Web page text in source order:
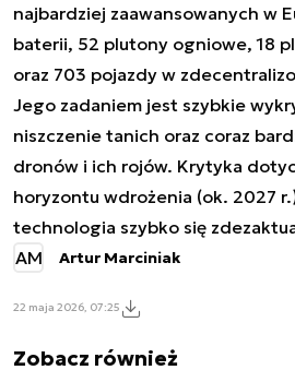
najbardziej zaawansowanych w
baterii, 52 plutony ogniowe, 18
oraz 703 pojazdy w
Jego zadaniem jest szybkie
niszczenie tanich oraz coraz
dronów i ich rojów. Krytyka
horyzontu wdrożenia (ok. 2027
technologia szybko się
AM
Artur Marciniak
22 maja 2026, 07:25
Zobacz również